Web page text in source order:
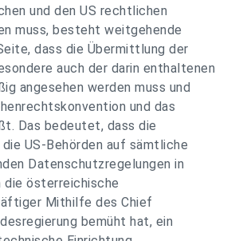
und den US rechtlichen
muss, besteht weitgehende
dass die Übermittlung der
auch der darin enthaltenen
angesehen werden muss und
und das
Das bedeutet, dass die
US-Behörden auf sämtliche
Datenschutzregelungen in
österreichische
Mithilfe des Chief
bemüht hat, ein